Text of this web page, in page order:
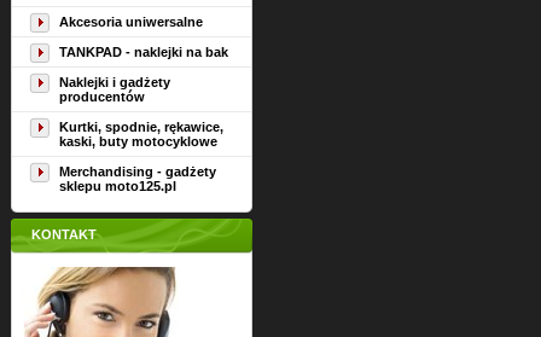
Akcesoria uniwersalne
TANKPAD - naklejki na bak
Naklejki i gadżety
producentów
Kurtki, spodnie, rękawice,
kaski, buty motocyklowe
Merchandising - gadżety
sklepu moto125.pl
KONTAKT